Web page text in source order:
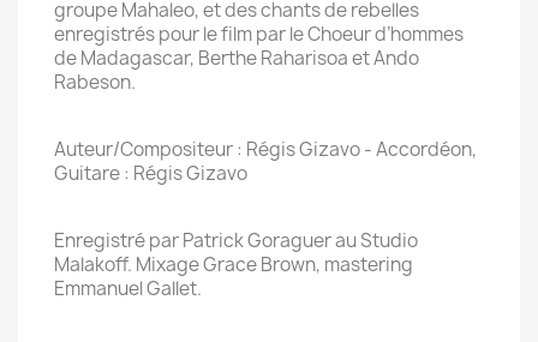
groupe Mahaleo, et des chants de rebelles
enregistrés pour le film par le Choeur d’hommes
de Madagascar, Berthe Raharisoa et Ando
Rabeson.
Auteur/Compositeur : Régis Gizavo - Accordéon,
Guitare : Régis Gizavo
Enregistré par Patrick Goraguer au Studio
Malakoff. Mixage Grace Brown, mastering
Emmanuel Gallet.